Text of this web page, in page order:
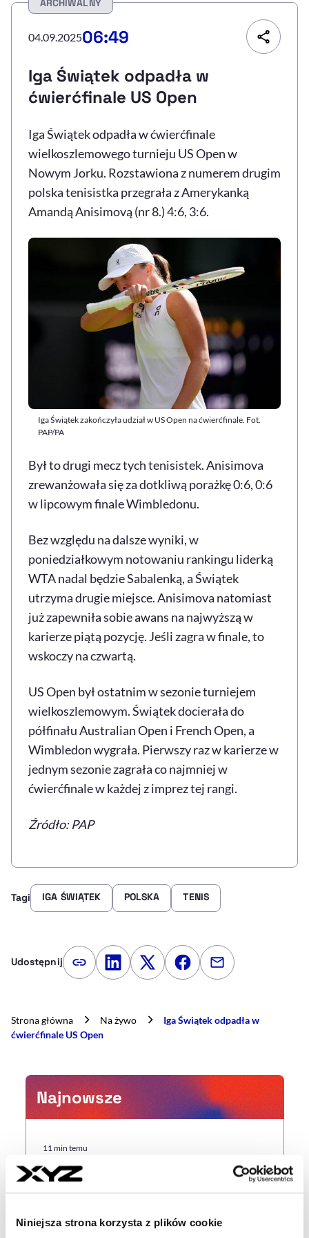
Niniejsza strona korzysta z plików cookie
Sprawdź, jak i dlaczego zwiększamy dostępność , otwiera się w nowym
Deklaracja dostępności, otwiera się w nowym oknie
ARCHIWALNY
04.09.202506:49
Iga Świątek odpadła w
ćwierćfinale US Open
Iga Świątek odpadła w ćwierćfinale
wielkoszlemowego turnieju US Open w
Nowym Jorku. Rozstawiona z numerem drugim
polska tenisistka przegrała z Amerykanką
Amandą Anisimovą (nr 8.) 4:6, 3:6.
Iga Świątek zakończyła udział w US Open na ćwierćfinale. Fot.
PAP/PA
Był to drugi mecz tych tenisistek. Anisimova
zrewanżowała się za dotkliwą porażkę 0:6, 0:6
w lipcowym finale Wimbledonu.
Bez względu na dalsze wyniki, w
poniedziałkowym notowaniu rankingu liderką
WTA nadal będzie Sabalenką, a Świątek
utrzyma drugie miejsce. Anisimova natomiast
już zapewniła sobie awans na najwyższą w
karierze piątą pozycję. Jeśli zagra w finale, to
wskoczy na czwartą.
US Open był ostatnim w sezonie turniejem
wielkoszlemowym. Świątek docierała do
półfinału Australian Open i French Open, a
Wimbledon wygrała. Pierwszy raz w karierze w
jednym sezonie zagrała co najmniej w
ćwierćfinale w każdej z imprez tej rangi.
Źródło: PAP
Najnowsze
11 min temu
Orlen zwiększa zyski, zwłaszcza poza
Polską. Rekordowe stacje
Tagi IGA ŚWIĄTEK POLSKA TENIS
Udostępnij Kopiuj link artykułu
Udostępnij na LinkedIn
Udostępnij na Twitterze
Udostępnij na
Udostępnij
Strona główna Na żywo
Iga Świątek odpadła w
ćwierćfinale US Open